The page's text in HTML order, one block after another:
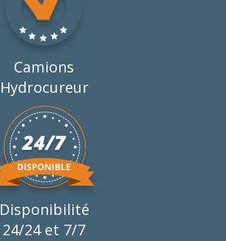
Camions
Hydrocureur
Disponibilité
24/24 et 7/7